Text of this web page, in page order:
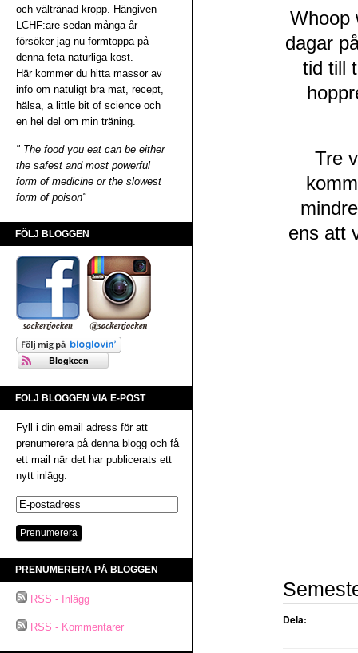
och vältränad kropp. Hängiven
LCHF:are sedan många år
försöker jag nu formtoppa på
denna feta naturliga kost.
Här kommer du hitta massor av
info om natuligt bra mat, recept,
hälsa, a little bit of science och
en hel del om min träning.
" The food you eat can be either
the safest and most powerful
form of medicine or the slowest
form of poison"
FÖLJ BLOGGEN
FÖLJ BLOGGEN VIA E-POST
Fyll i din email adress för att
prenumerera på denna blogg och få
ett mail när det har publicerats ett
nytt inlägg.
PRENUMERERA PÅ BLOGGEN
RSS - Inlägg
RSS - Kommentarer
Whoop
dagar
tid till
Tre
ens att
Dela: